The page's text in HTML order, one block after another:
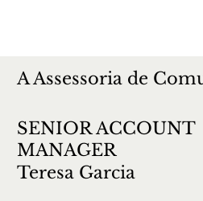
A Assessoria de
SENIOR ACCOUNT
MANAGER
Teresa Garcia